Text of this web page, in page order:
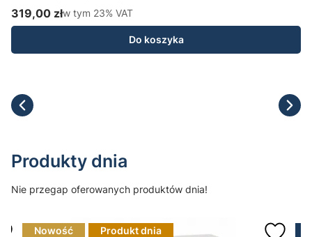
Cena brutto
319,00 złw tym %s VAT
w tym 23% VAT
Do koszyka
Produkty dnia
Nie przegap oferowanych produktów dnia!
Nowość Produkt dnia